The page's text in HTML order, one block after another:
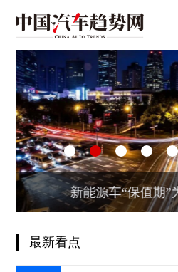
新能源车“保值期”
最新看点